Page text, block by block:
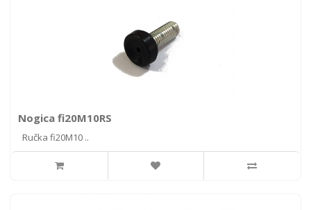
Nogica fi20M10RS
Ručka fi20M10 ..